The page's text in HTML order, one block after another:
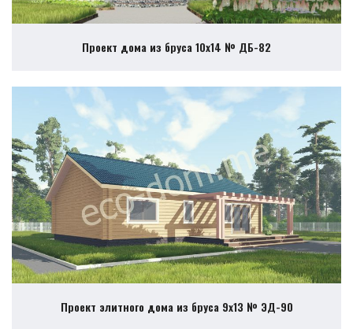
Проект дома из бруса 10х14 № ДБ-82
Проект элитного дома из бруса 9х13 № ЭД-90